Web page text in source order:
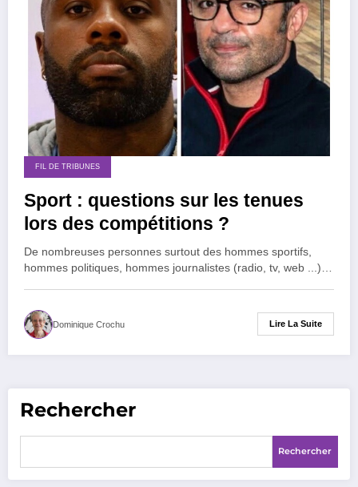
FIL DE TRIBUNES
Sport : questions sur les tenues
lors des compétitions ?
De nombreuses personnes surtout des hommes sportifs,
hommes politiques, hommes journalistes (radio, tv, web ...)…
Dominique Crochu Lire La Suite
Rechercher
Rechercher